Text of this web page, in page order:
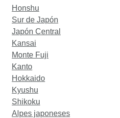
Honshu
Sur de Japón
Japón Central
Kansai
Monte Fuji
Kanto
Hokkaido
Kyushu
Shikoku
Alpes japoneses